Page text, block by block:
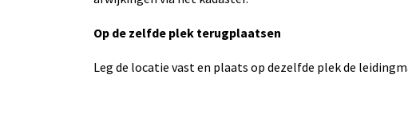
Op de zelfde plek terugplaatsen
Leg de locatie vast en plaats op dezelfde plek de